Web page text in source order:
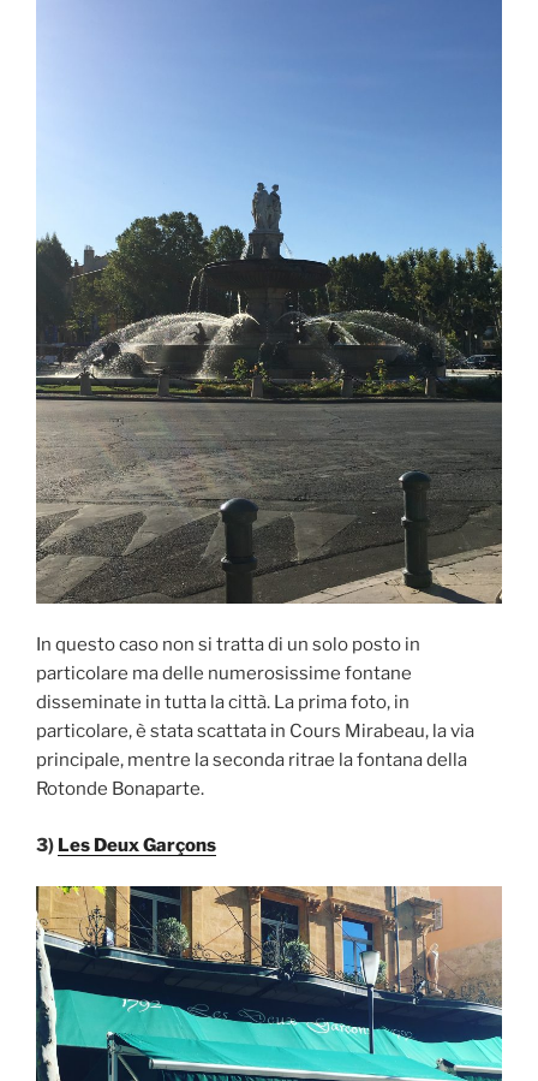
In questo caso non si tratta di un solo posto in
particolare ma delle numerosissime fontane
disseminate in tutta la città. La prima foto, in
particolare, è stata scattata in Cours Mirabeau, la via
principale, mentre la seconda ritrae la fontana della
Rotonde Bonaparte.
3) Les Deux Garçons